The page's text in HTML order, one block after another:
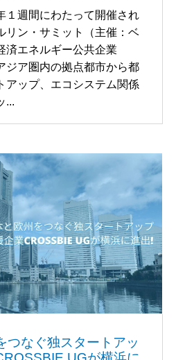
１週間にわたって開催され
リン・サミット（主催：ベ
済エネルギー公共企業
ジア圏内の拠点都市から都
アップ、エコシステム関係
...
つなぐ独スタートアッ